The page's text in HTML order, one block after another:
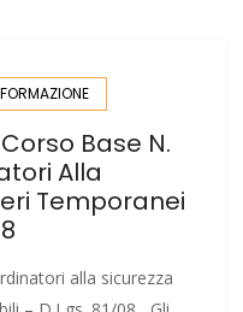
FORMAZIONE
Corso Base N.
Alla
Temporanei
alla sicurezza